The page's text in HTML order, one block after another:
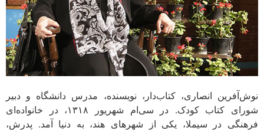
نوش‌آفرین انصاری، کتاب‌دار، نویسنده، مدرس دانشگاه و دبیر
شورای کتاب کودک. در سی‌ام شهریور ۱۳۱۸، در خانواده‌ای
فرهنگی در سیملا، یکی از شهرهای هند، به دنیا آمد. پدرش،